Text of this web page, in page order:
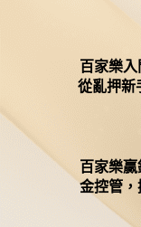
百家樂入
從亂押新
百家樂
金控管，